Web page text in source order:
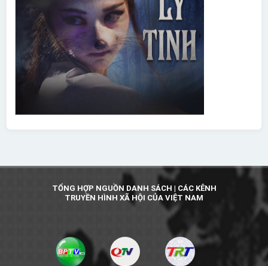
TỔNG HỢP NGUỒN DANH SÁCH | CÁC KÊNH
TRUYỀN HÌNH XÃ HỘI CỦA VIỆT NAM